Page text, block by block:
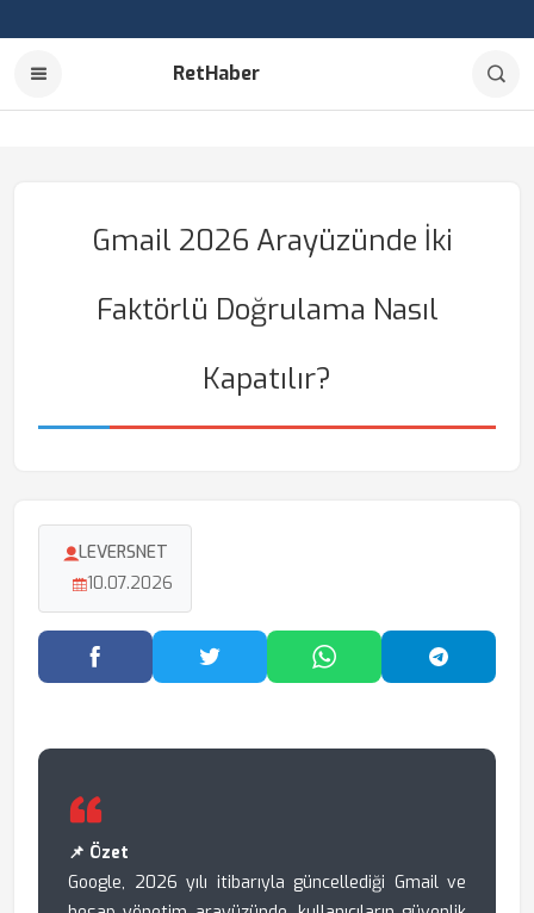
RetHaber
Gmail 2026 Arayüzünde İki
Faktörlü Doğrulama Nasıl
Kapatılır?
LEVERSNET
10.07.2026
Facebook'ta PaylaşTwitter'da PaylaşWhatsApp'ta Paylaş
📌 Özet
Google, 2026 yılı itibarıyla güncellediği Gmail ve